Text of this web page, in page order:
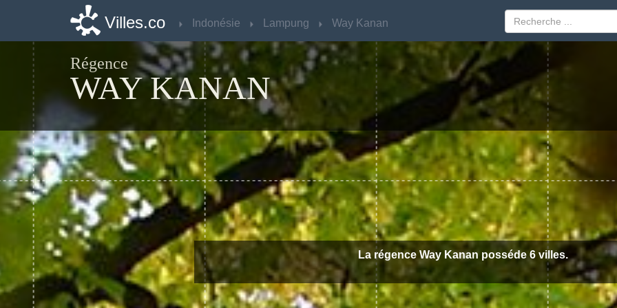
Villes.co Indonésie Lampung Way Kanan
Régence
WAY KANAN
La régence Way Kanan posséde 6 villes.
Villes.co Indonésie Lampung Way Kanan